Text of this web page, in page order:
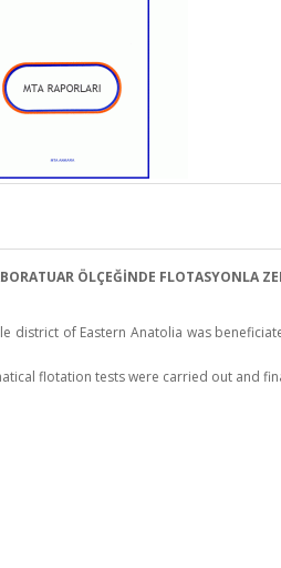
ÖLÇEĞİNDE FLOTASYONLA
of Eastern Anatolia was
flotation tests were carried out and